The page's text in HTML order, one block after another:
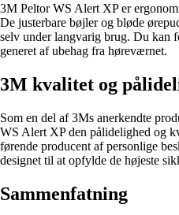
3M Peltor WS Alert XP er
De justerbare bøjler og bløde
selv under langvarig brug. Du kan
generet af ubehag fra høreværnet.
3M kvalitet og
Som en del af 3Ms anerkendte
WS Alert XP den pålidelighed og
førende producent af personlige
designet til at opfylde de højeste
Sammenfatning